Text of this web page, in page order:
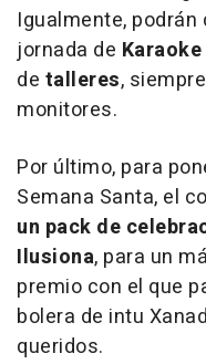
Igualmente,
jornada de Karaoke
de talleres,
monitores.
Por último, para
Semana Santa, el
un pack de
Ilusiona, para un
premio con el que
bolera de intu
queridos.